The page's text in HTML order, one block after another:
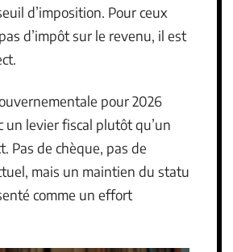
d’imposition. Pour ceux
d’impôt sur le revenu, il est
pour 2026
un levier fiscal plutôt qu’un
Pas de chèque, pas de
mais un maintien du statu
comme un effort